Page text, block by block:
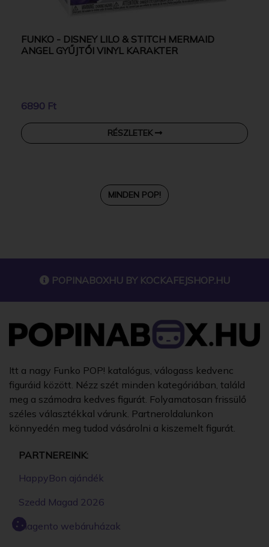
FUNKO - DISNEY LILO & STITCH MERMAID
ANGEL GYŰJTŐI VINYL KARAKTER
6890 Ft
RÉSZLETEK
MINDEN POP!
POPINABOXHU BY KOCKAFEJSHOP.HU
Itt a nagy Funko POP! katalógus, válogass kedvenc
figuráid között. Nézz szét minden kategóriában, találd
meg a számodra kedves figurát. Folyamatosan frissülő
széles választékkal várunk. Partneroldalunkon
könnyedén meg tudod vásárolni a kiszemelt figurát.
PARTNEREINK:
HappyBon ajándék
Szedd Magad 2026
Magento webáruházak